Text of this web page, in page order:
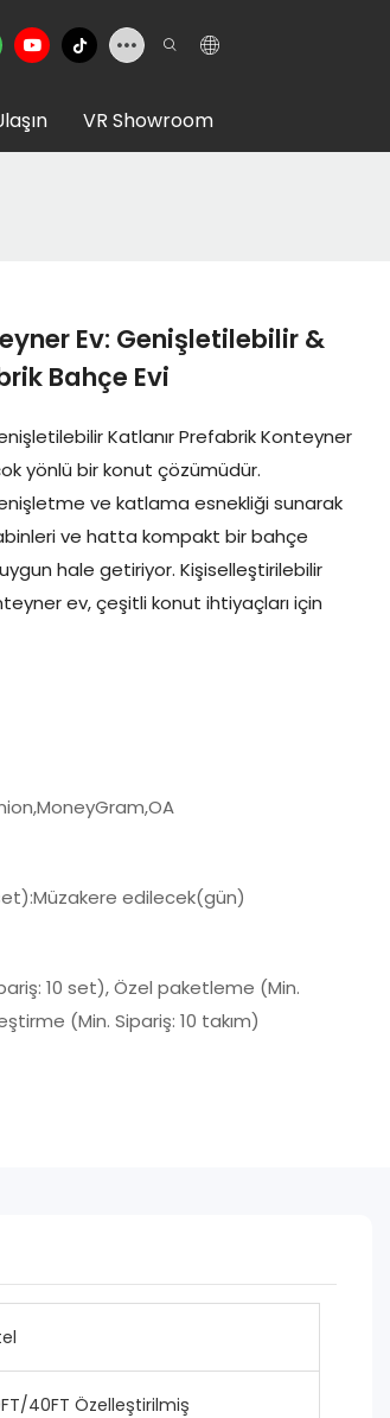
VR Showroom
Ev: Genişletilebilir &
Bahçe Evi
Katlanır Prefabrik Konteyner
yönlü bir konut çözümüdür.
ve katlama esnekliği sunarak
ve hatta kompakt bir bahçe
hale getiriyor. Kişiselleştirilebilir
ev, çeşitli konut ihtiyaçları için
edilecek(gün)
10 set), Özel paketleme (Min.
(Min. Sipariş: 10 takım)
40FT Özelleştirilmiş